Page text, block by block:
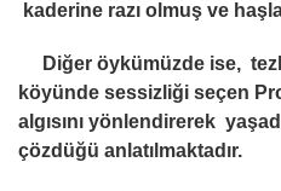
kaderine razı olmuş ve
Diğer öykümüzde ise,
köyünde sessizliği seçen
algısını yönlendirerek
çözdüğü anlatılmaktadır.